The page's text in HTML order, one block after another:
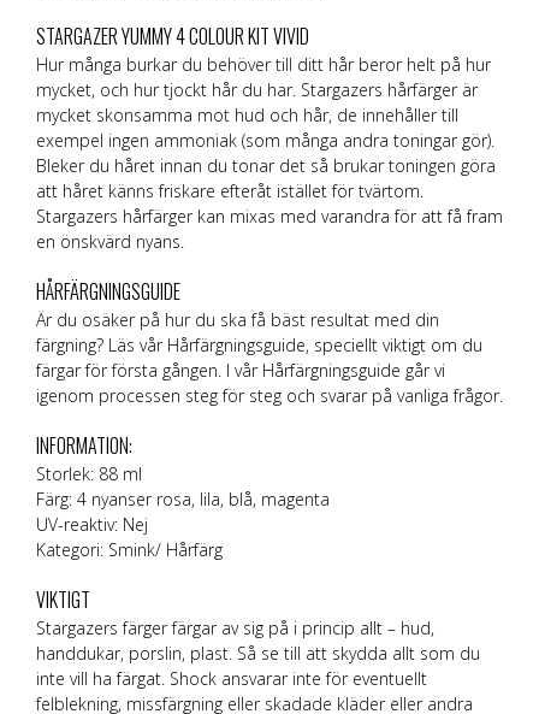
STARGAZER YUMMY 4 COLOUR KIT VIVID
Hur många burkar du behöver till ditt hår beror helt på hur
mycket, och hur tjockt hår du har. Stargazers hårfärger är
mycket skonsamma mot hud och hår, de innehåller till
exempel ingen ammoniak (som många andra toningar gör).
Bleker du håret innan du tonar det så brukar toningen göra
att håret känns friskare efteråt istället för tvärtom.
Stargazers hårfärger kan mixas med varandra för att få fram
en önskvärd nyans.
HÅRFÄRGNINGSGUIDE
Är du osäker på hur du ska få bäst resultat med din
färgning? Läs vår Hårfärgningsguide, speciellt viktigt om du
färgar för första gången. I vår Hårfärgningsguide går vi
igenom processen steg för steg och svarar på vanliga frågor.
INFORMATION:
Storlek: 88 ml
Färg: 4 nyanser rosa, lila, blå, magenta
UV-reaktiv: Nej
Kategori: Smink/ Hårfärg
VIKTIGT
Stargazers färger färgar av sig på i princip allt – hud,
handdukar, porslin, plast. Så se till att skydda allt som du
inte vill ha färgat. Shock ansvarar inte för eventuellt
felblekning, missfärgning eller skadade kläder eller andra